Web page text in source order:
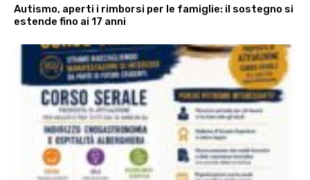
Autismo, aperti i rimborsi per le famiglie: il sostegno si
estende fino ai 17 anni